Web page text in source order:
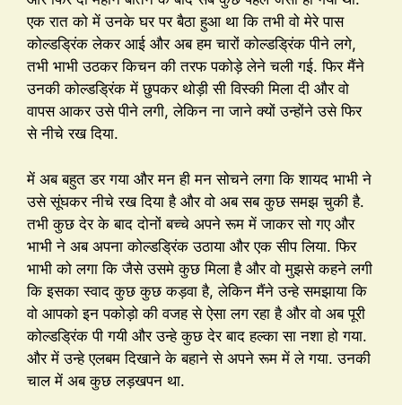
एक रात को में उनके घर पर बैठा हुआ था कि तभी वो मेरे पास
कोल्डड्रिंक लेकर आई और अब हम चारों कोल्डड्रिंक पीने लगे,
तभी भाभी उठकर किचन की तरफ पकोड़े लेने चली गई. फिर मैंने
उनकी कोल्डड्रिंक में छुपकर थोड़ी सी विस्की मिला दी और वो
वापस आकर उसे पीने लगी, लेकिन ना जाने क्यों उन्होंने उसे फिर
से नीचे रख दिया.
में अब बहुत डर गया और मन ही मन सोचने लगा कि शायद भाभी ने
उसे सूंघकर नीचे रख दिया है और वो अब सब कुछ समझ चुकी है.
तभी कुछ देर के बाद दोनों बच्चे अपने रूम में जाकर सो गए और
भाभी ने अब अपना कोल्डड्रिंक उठाया और एक सीप लिया. फिर
भाभी को लगा कि जैसे उसमे कुछ मिला है और वो मुझसे कहने लगी
कि इसका स्वाद कुछ कुछ कड़वा है, लेकिन मैंने उन्हे समझाया कि
वो आपको इन पकोड़ो की वजह से ऐसा लग रहा है और वो अब पूरी
कोल्डड्रिंक पी गयी और उन्हे कुछ देर बाद हल्का सा नशा हो गया.
और में उन्हे एलबम दिखाने के बहाने से अपने रूम में ले गया. उनकी
चाल में अब कुछ लड़खपन था.